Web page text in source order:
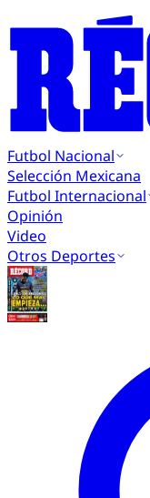
Futbol Nacional
Selección Mexicana
Futbol Internacional
Opinión
Video
Otros Deportes